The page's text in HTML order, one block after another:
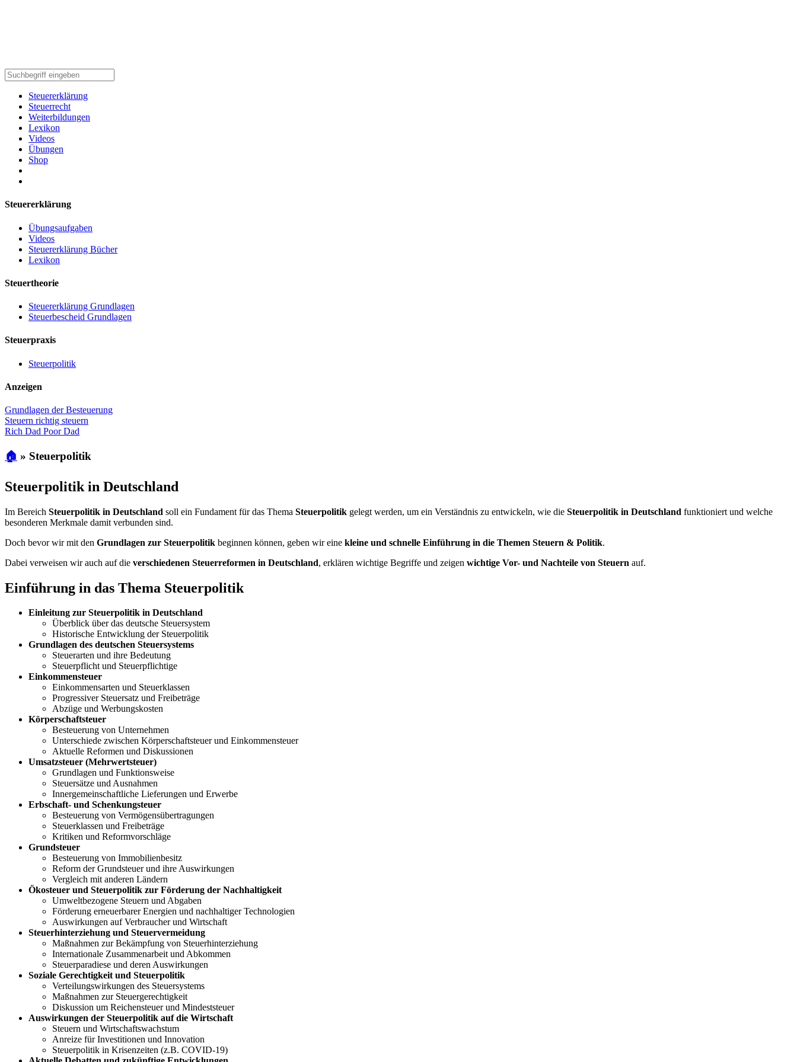
Steuererklärung
Steuerrecht
Weiterbildungen
Lexikon
Videos
Übungen
Shop
Steuererklärung
Übungsaufgaben
Videos
Steuererklärung Bücher
Lexikon
Steuertheorie
Steuererklärung Grundlagen
Steuerbescheid Grundlagen
Steuerpraxis
Steuerpolitik
Anzeigen
Grundlagen der Besteuerung
Steuern richtig steuern
Rich Dad Poor Dad
🏠 » Steuerpolitik
Steuerpolitik in Deutschland
Im Bereich Steuerpolitik in Deutschland soll ein Fundament für das Thema Steuerpolitik gelegt werden, um ein Verständnis zu entwickeln, wie die Steuerpolitik in Deutschland funktioniert und welche
besonderen Merkmale damit verbunden sind.
Doch bevor wir mit den Grundlagen zur Steuerpolitik beginnen können, geben wir eine kleine und schnelle Einführung in die Themen Steuern & Politik.
Dabei verweisen wir auch auf die verschiedenen Steuerreformen in Deutschland, erklären wichtige Begriffe und zeigen wichtige Vor- und Nachteile von Steuern auf.
Einführung in das Thema Steuerpolitik
Einleitung zur Steuerpolitik in Deutschland
Überblick über das deutsche Steuersystem
Historische Entwicklung der Steuerpolitik
Grundlagen des deutschen Steuersystems
Steuerarten und ihre Bedeutung
Steuerpflicht und Steuerpflichtige
Einkommensteuer
Einkommensarten und Steuerklassen
Progressiver Steuersatz und Freibeträge
Abzüge und Werbungskosten
Körperschaftsteuer
Besteuerung von Unternehmen
Unterschiede zwischen Körperschaftsteuer und Einkommensteuer
Aktuelle Reformen und Diskussionen
Umsatzsteuer (Mehrwertsteuer)
Grundlagen und Funktionsweise
Steuersätze und Ausnahmen
Innergemeinschaftliche Lieferungen und Erwerbe
Erbschaft- und Schenkungsteuer
Besteuerung von Vermögensübertragungen
Steuerklassen und Freibeträge
Kritiken und Reformvorschläge
Grundsteuer
Besteuerung von Immobilienbesitz
Reform der Grundsteuer und ihre Auswirkungen
Vergleich mit anderen Ländern
Ökosteuer und Steuerpolitik zur Förderung der Nachhaltigkeit
Umweltbezogene Steuern und Abgaben
Förderung erneuerbarer Energien und nachhaltiger Technologien
Auswirkungen auf Verbraucher und Wirtschaft
Steuerhinterziehung und Steuervermeidung
Maßnahmen zur Bekämpfung von Steuerhinterziehung
Internationale Zusammenarbeit und Abkommen
Steuerparadiese und deren Auswirkungen
Soziale Gerechtigkeit und Steuerpolitik
Verteilungswirkungen des Steuersystems
Maßnahmen zur Steuergerechtigkeit
Diskussion um Reichensteuer und Mindeststeuer
Auswirkungen der Steuerpolitik auf die Wirtschaft
Steuern und Wirtschaftswachstum
Anreize für Investitionen und Innovation
Steuerpolitik in Krisenzeiten (z.B. COVID-19)